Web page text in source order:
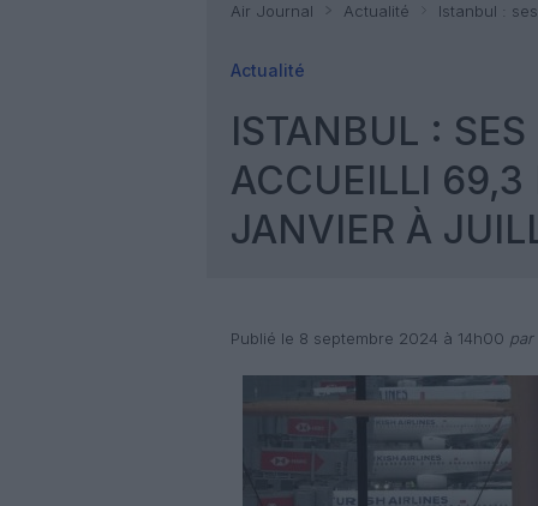
Air Journal Actualité Istanbul :
Actualité
ISTANBUL :
ACCUEILLI 69,3
JANVIER À
Publié le 8 septembre 2024 à 14h00 par